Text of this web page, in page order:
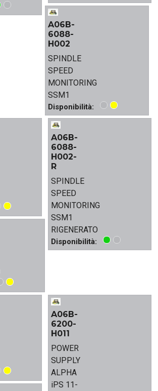
A06B-
6088-
H002
SPINDLE
SPEED
MONITORING
SSM1
Disponibilità:
A06B-
6088-
H002-
R
SPINDLE
SPEED
MONITORING
SSM1
RIGENERATO
Disponibilità:
A06B-
6200-
H011
POWER
SUPPLY
ALPHA
iPS 11-